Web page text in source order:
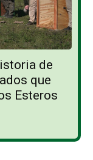
de
que
Esteros